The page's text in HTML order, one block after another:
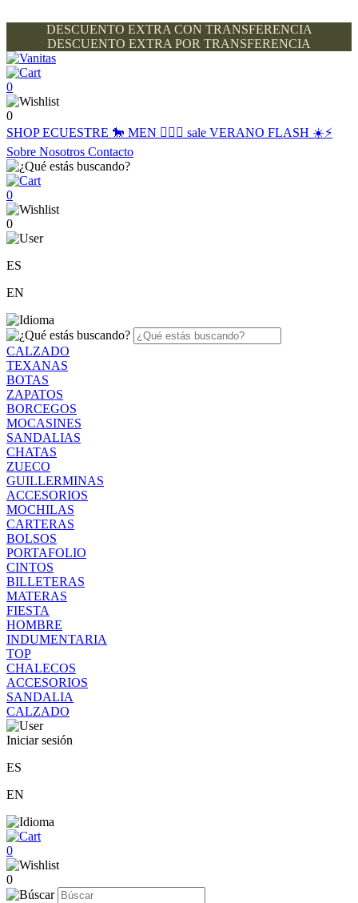
DESCUENTO EXTRA CON TRANSFERENCIA
DESCUENTO EXTRA POR TRANSFERENCIA
0
0
SHOPECUESTRE 🐎 MEN 🙋🏽‍♂️ sale VERANO FLASH ☀️⚡️
Sobre Nosotros Contacto
0
0
ES
EN
CALZADO
TEXANAS
BOTAS
ZAPATOS
BORCEGOS
MOCASINES
SANDALIAS
CHATAS
ZUECO
GUILLERMINAS
ACCESORIOS
MOCHILAS
CARTERAS
BOLSOS
PORTAFOLIO
CINTOS
BILLETERAS
MATERAS
FIESTA
HOMBRE
INDUMENTARIA
TOP
CHALECOS
ACCESORIOS
SANDALIA
CALZADO
Iniciar sesión
ES
EN
0
0